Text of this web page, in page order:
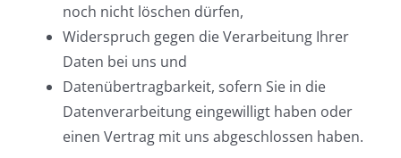
noch nicht löschen dürfen,
Widerspruch gegen die Verarbeitung Ihrer
Daten bei uns und
Datenübertragbarkeit, sofern Sie in die
Datenverarbeitung eingewilligt haben oder
einen Vertrag mit uns abgeschlossen haben.